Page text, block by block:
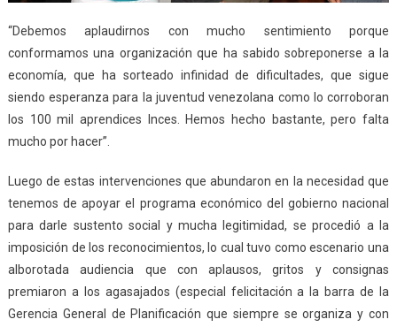
“Debemos aplaudirnos con mucho sentimiento porque
conformamos una organización que ha sabido sobreponerse a la
economía, que ha sorteado infinidad de dificultades, que sigue
siendo esperanza para la juventud venezolana como lo corroboran
los 100 mil aprendices Inces. Hemos hecho bastante, pero falta
mucho por hacer”.
Luego de estas intervenciones que abundaron en la necesidad que
tenemos de apoyar el programa económico del gobierno nacional
para darle sustento social y mucha legitimidad, se procedió a la
imposición de los reconocimientos, lo cual tuvo como escenario una
alborotada audiencia que con aplausos, gritos y consignas
premiaron a los agasajados (especial felicitación a la barra de la
Gerencia General de Planificación que siempre se organiza y con